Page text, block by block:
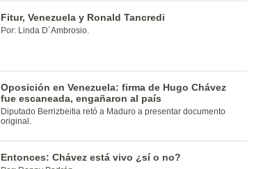
Fitur, Venezuela y Ronald Tancredi
Por: Linda D´Ambrosio.
Oposición en Venezuela: firma de Hugo Chávez
fue escaneada, engañaron al país
Diputado Berrizbeitia retó a Maduro a presentar documento
original.
Entonces: Chávez está vivo ¿sí o no?